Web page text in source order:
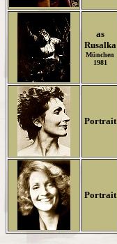
as
Rusalka
München
1981
Portrait
Portrait